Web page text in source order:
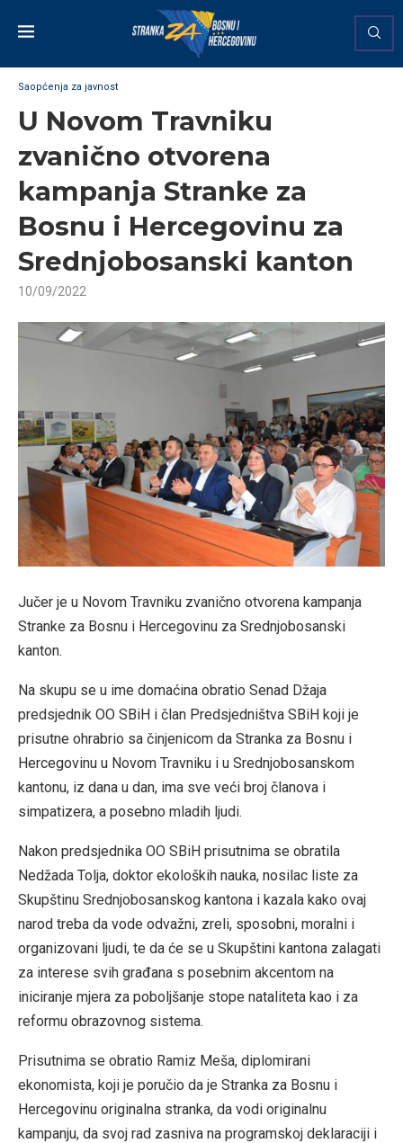
Saopćenja za javnost
U Novom Travniku
zvanično otvorena
kampanja Stranke za
Bosnu i Hercegovinu za
Srednjobosanski kanton
10/09/2022
Jučer je u Novom Travniku zvanično otvorena kampanja
Stranke za Bosnu i Hercegovinu za Srednjobosanski
kanton.
Na skupu se u ime domaćina obratio Senad Džaja
predsjednik OO SBiH i član Predsjedništva SBiH koji je
prisutne ohrabrio sa činjenicom da Stranka za Bosnu i
Hercegovinu u Novom Travniku i u Srednjobosanskom
kantonu, iz dana u dan, ima sve veći broj članova i
simpatizera, a posebno mladih ljudi.
Nakon predsjednika OO SBiH prisutnima se obratila
Nedžada Tolja, doktor ekoloških nauka, nosilac liste za
Skupštinu Srednjobosanskog kantona i kazala kako ovaj
narod treba da vode odvažni, zreli, sposobni, moralni i
organizovani ljudi, te da će se u Skupštini kantona zalagati
za interese svih građana s posebnim akcentom na
iniciranje mjera za poboljšanje stope nataliteta kao i za
reformu obrazovnog sistema.
Prisutnima se obratio Ramiz Meša, diplomirani
ekonomista, koji je poručio da je Stranka za Bosnu i
Hercegovinu originalna stranka, da vodi originalnu
kampanju, da svoj rad zasniva na programskoj deklaraciji i